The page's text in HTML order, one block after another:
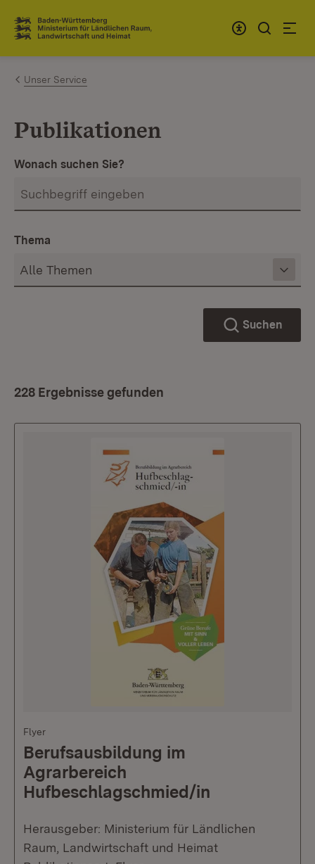
Zum Inhalt springen
Link zur Startseite
Unser Service
Publikationen
Wonach suchen Sie?
Thema
Suchen
228 Ergebnisse gefunden
Flyer
Berufsausbildung im
Agrarbereich
Hufbeschlagschmied/in
Herausgeber: Ministerium für Ländlichen
Raum, Landwirtschaft und Heimat